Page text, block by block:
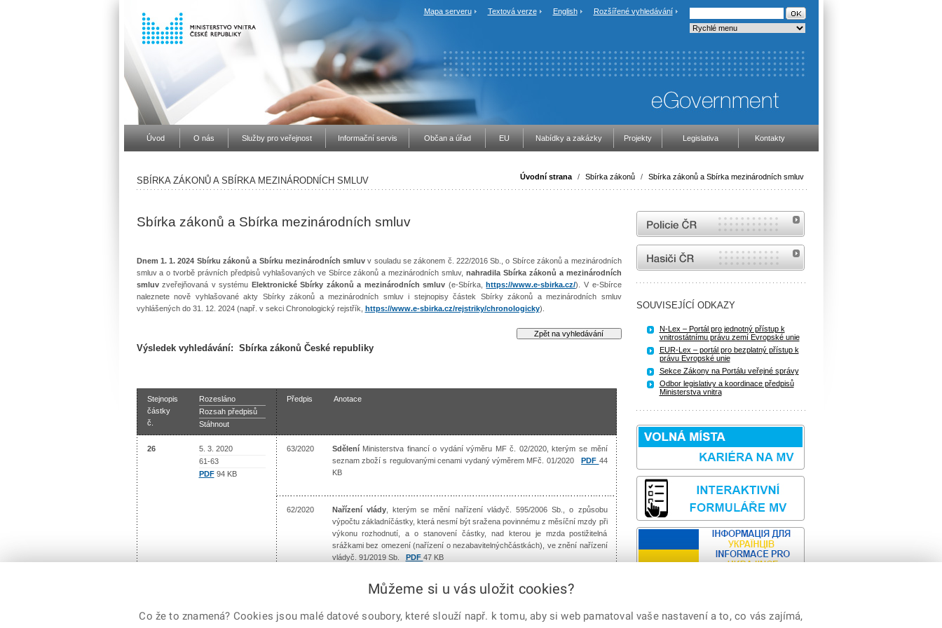
Mapa serveru Textová verze English Rozšířené vyhledávání
Úvod O nás Služby pro veřejnost Informační servis Občan a úřad EU Nabídky a zakázky Projekty Legislativa Kontakty
Úvodní strana / Sbírka zákonů / Sbírka zákonů a Sbírka mezinárodních smluv
SBÍRKA ZÁKONŮ A SBÍRKA MEZINÁRODNÍCH SMLUV
Sbírka zákonů a Sbírka mezinárodních smluv
Dnem 1. 1. 2024 Sbírku zákonů a Sbírku mezinárodních smluv v souladu se zákonem č. 222/2016 Sb., o Sbírce zákonů a mezinárodních
smluv a o tvorbě právních předpisů vyhlašovaných ve Sbírce zákonů a mezinárodních smluv, nahradila Sbírka zákonů a mezinárodních
smluvzveřejňovaná v systému Elektronické Sbírky zákonů a mezinárodních smluv (e-Sbírka,https://www.e-sbirka.cz/). V e-Sbírce
naleznete nově vyhlašované akty Sbírky zákonů a mezinárodních smluv i stejnopisy částek Sbírky zákonů a mezinárodních smluv
vyhlášených do 31. 12. 2024 (např. v sekci Chronologický rejstřík, https://www.e-sbirka.cz/rejstriky/chronologicky).
Výsledek vyhledávání: Sbírka zákonů České republiky
Stejnopis
částky
č.
Rozesláno
Rozsah předpisů
Stáhnout
Předpis Anotace
26
5. 3. 2020
61-63
PDF94 KB
63/2020 SděleníMinisterstva financí o vydání výměru MF č. 02/2020, kterým se mění
seznam zboží s regulovanými cenami vydaný výměrem MFč. 01/2020PDF 44
KB
62/2020 Nařízení vlády, kterým se mění nařízení vládyč. 595/2006 Sb., o způsobu
výpočtu základníčástky, která nesmí být sražena povinnému z měsíční mzdy při
výkonu rozhodnutí, a o stanovení částky, nad kterou je mzda postižitelná
srážkami bez omezení (nařízení o nezabavitelnýchčástkách), ve znění nařízení
vládyč. 91/2019 Sb. PDF 47 KB
Nařízení vládyo zvýšeníčástekživotního minima a existenčního minima
internetové stránky Policie ČR
internetové stránky Hasiči ČR
SOUVISEJÍCÍ ODKAZY
N-Lex – Portál pro jednotný přístup k
vnitrostátnímu právu zemí Evropské unie
EUR-Lex – portál pro bezplatný přístup k
právu Evropské unie
Sekce Zákony na Portálu veřejné správy
Odbor legislativy a koordinace předpisů
Ministerstva vnitra
Můžeme si u vás uložit cookies?
Co že to znamená? Cookies jsou malé datové soubory, které slouží např. k tomu, aby si web pamatoval vaše nastavení a to, co vás zajímá,